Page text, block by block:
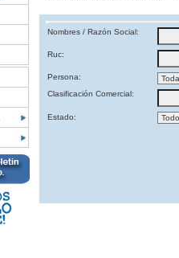
Nombres / Razón Social:
Ruc:
Persona:
Clasificación Comercial:
Estado: